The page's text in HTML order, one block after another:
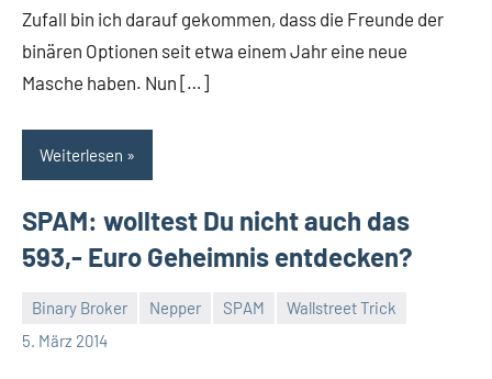
Zufall bin ich darauf gekommen, dass die Freunde der
binären Optionen seit etwa einem Jahr eine neue
Masche haben. Nun […]
Weiterlesen
SPAM: wolltest Du nicht auch das
593,- Euro Geheimnis entdecken?
Binary Broker Nepper SPAM
Wallstreet Trick
5. März 2014
Thomas
Ein